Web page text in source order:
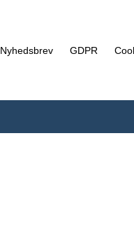
Nyhedsbrev GDPR